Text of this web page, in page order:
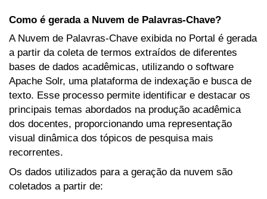
Como é gerada a Nuvem de Palavras-Chave?
A Nuvem de Palavras-Chave exibida no Portal é gerada
a partir da coleta de termos extraídos de diferentes
bases de dados acadêmicas, utilizando o software
Apache Solr, uma plataforma de indexação e busca de
texto. Esse processo permite identificar e destacar os
principais temas abordados na produção acadêmica
dos docentes, proporcionando uma representação
visual dinâmica dos tópicos de pesquisa mais
recorrentes.
Os dados utilizados para a geração da nuvem são
coletados a partir de: